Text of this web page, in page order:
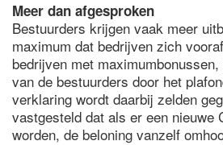
Meer dan afgesproken
Bestuurders krijgen vaak meer
maximum dat bedrijven zich
bedrijven met
van de bestuurders door het
verklaring wordt daarbij zelden
vastgesteld dat als er een nieuwe
worden, de beloning vanzelf